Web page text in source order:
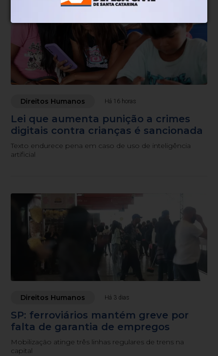
Direitos Humanos Há 16 horas
Lei que aumenta punição a crimes
digitais contra crianças é sancionada
Texto endurece pena em caso de uso de inteligência
artificial
Direitos Humanos Há 3 dias
SP: ferroviários mantém greve por
falta de garantia de empregos
Mobilização atinge três linhas regulares de trens na
capital